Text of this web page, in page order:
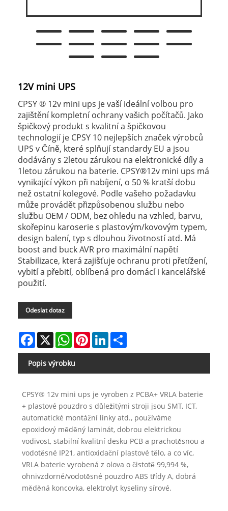
12V mini UPS
CPSY ® 12v mini ups je vaší ideální volbou pro
zajištění kompletní ochrany vašich počítačů. Jako
špičkový produkt s kvalitní a špičkovou
technologií je CPSY 10 nejlepších značek výrobců
UPS v Číně, které splňují standardy EU a jsou
dodávány s 2letou zárukou na elektronické díly a
1letou zárukou na baterie. CPSY®12v mini ups má
vynikající výkon při nabíjení, o 50 % kratší dobu
než ostatní kolegové. Podle vašeho požadavku
může provádět přizpůsobenou službu nebo
službu OEM / ODM, bez ohledu na vzhled, barvu,
skořepinu karoserie s plastovým/kovovým typem,
design balení, typ s dlouhou životností atd. Má
boost and buck AVR pro maximální napětí
Stabilizace, která zajišťuje ochranu proti přetížení,
vybití a přebití, oblíbená pro domácí i kancelářské
použití.
Odeslat dotaz
Facebook
X WhatsAppPinterestLinkedIn
Popis výrobku
CPSY® 12v mini ups je vyroben z PCBA+ VRLA baterie
+ plastové pouzdro s důležitými stroji jsou SMT, ICT,
automatické montážní linky atd., používáme
epoxidový měděný laminát, dobrou elektrickou
vodivost, stabilní kvalitní desku PCB a prachotěsnou a
vodotěsné IP21, antioxidační plastové tělo, a co víc,
VRLA baterie vyrobená z olova o čistotě 99,994 %,
ohnivzdorné/vodotěsné pouzdro ABS třídy A, dobrá
měděná koncovka, elektrolyt kyseliny sírové.